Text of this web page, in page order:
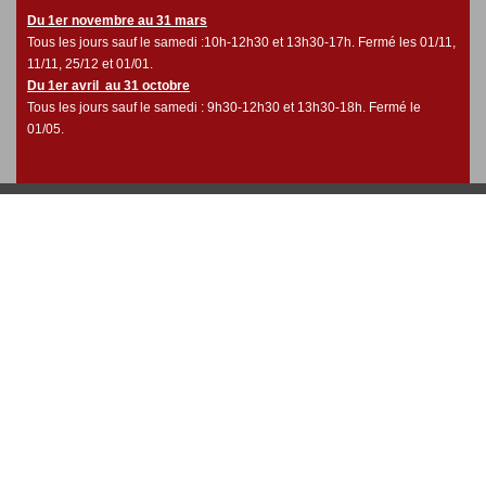
Du 1er novembre au 31 mars
Tous les jours sauf le samedi :10h-12h30 et 13h30-17h. Fermé les 01/11,
11/11, 25/12 et 01/01.
Du 1er avril au 31 octobre
Tous les jours sauf le samedi : 9h30-12h30 et 13h30-18h. Fermé le
01/05.